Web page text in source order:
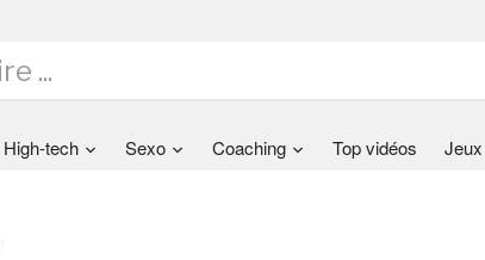
High-tech Sexo Coaching Top vidéos Jeux